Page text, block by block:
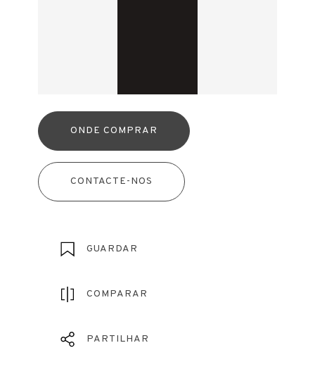
ONDE COMPRAR
CONTACTE-NOS
GUARDAR
COMPARAR
PARTILHAR